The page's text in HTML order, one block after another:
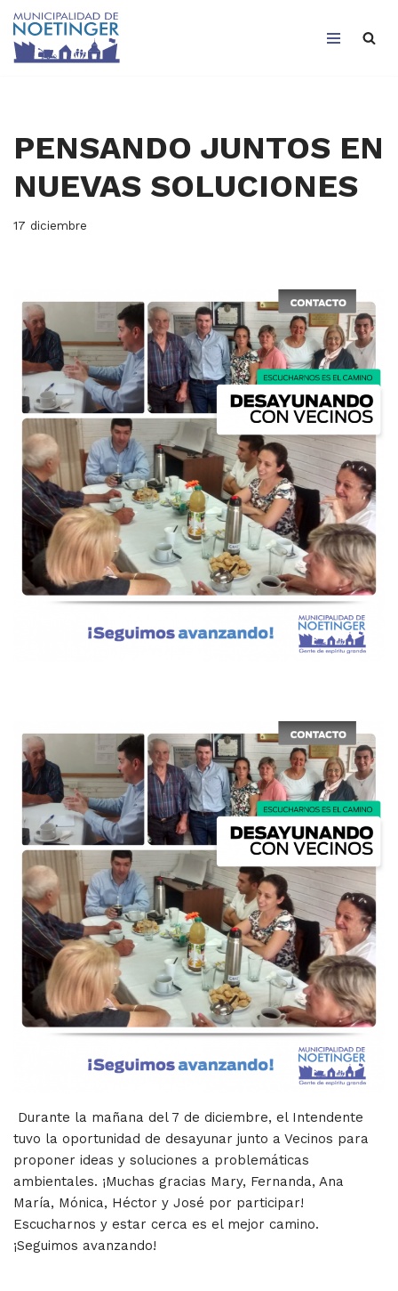
Saltar
PENSANDO JUNTOS EN
NUEVAS SOLUCIONES
17 diciembre
Durante la mañana del 7 de diciembre, el Intendente
tuvo la oportunidad de desayunar junto a Vecinos para
proponer ideas y soluciones a problemáticas
ambientales. ¡Muchas gracias Mary, Fernanda, Ana
María, Mónica, Héctor y José por participar!
Escucharnos y estar cerca es el mejor camino.
¡Seguimos avanzando!